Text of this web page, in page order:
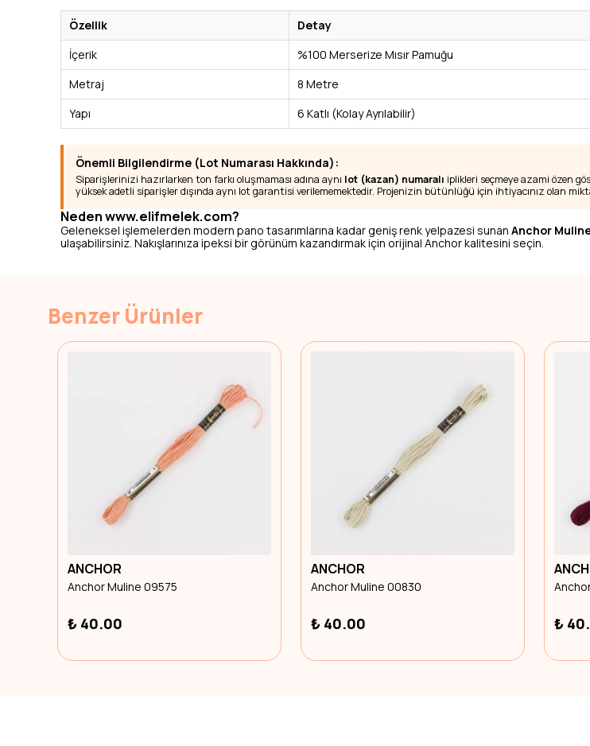
Özellik
Detay
İçerik
%100 Merserize Mısır Pamuğu
Metraj
8 Metre
Yapı
6 Katlı (Kolay Ayrılabilir)
Önemli Bilgilendirme (Lot Numarası Hakkında):
Siparişlerinizi hazırlarken ton farkı oluşmaması adına aynı lot (kazan) numaralı iplikleri seçmeye azami özen
yüksek adetli siparişler dışında aynı lot garantisi verilememektedir. Projenizin bütünlüğü için ihtiyacınız olan
Neden www.elifmelek.com?
Geleneksel işlemelerden modern pano tasarımlarına kadar geniş renk yelpazesi sunan Anchor
ulaşabilirsiniz. Nakışlarınıza ipeksi bir görünüm kazandırmak için orijinal Anchor kalitesini seçin.
Benzer Ürünler
ANCHOR
Anchor Muline 09575
₺ 40.00
ANCHOR
Anchor Muline 00830
₺ 40.00 ₺